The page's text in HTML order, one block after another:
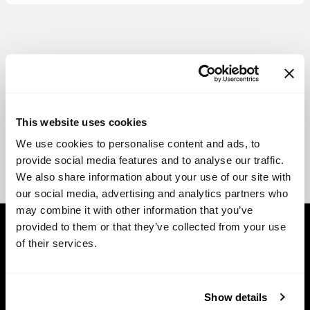
This website uses cookies
We use cookies to personalise content and ads, to
provide social media features and to analyse our traffic.
We also share information about your use of our site with
our social media, advertising and analytics partners who
may combine it with other information that you’ve
provided to them or that they’ve collected from your use
of their services.
Show details